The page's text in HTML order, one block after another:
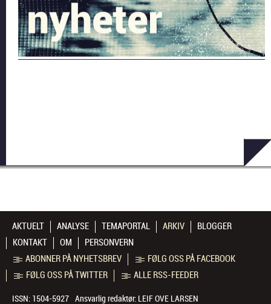
AKTUELT ANALYSE TEMAPORTAL ARKIV
BLOGGER
KONTAKT
OM
PERSONVERN
ABONNER PÅ NYHETSBREV
FØLG OSS PÅ FACEBOOK
FØLG OSS PÅ TWITTER
ALLE RSS-FEEDER
ISSN: 1504-5927 Ansvarlig redaktør: LEIF OVE LARSEN